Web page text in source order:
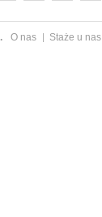
O nas Staże u nas